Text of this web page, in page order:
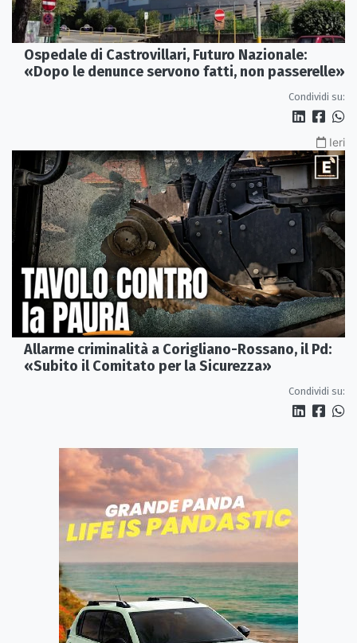
Ospedale di Castrovillari, Futuro Nazionale:
«Dopo le denunce servono fatti, non passerelle»
Condividi su:
Ieri
Allarme criminalità a Corigliano-Rossano, il Pd:
«Subito il Comitato per la Sicurezza»
Condividi su: